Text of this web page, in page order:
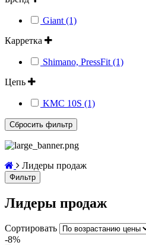
Giant (1)
Карретка
Shimano, PressFit (1)
Цепь
KMC 10S (1)
Лидеры продаж
Фильтр
Лидеры продаж
Сортировать
-8%